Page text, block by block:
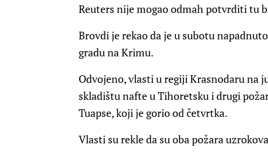
Reuters nije mogao odmah potvrditi tu
Brovdi je rekao da je u subotu
gradu na Krimu.
Odvojeno, vlasti u regiji Krasnodaru na
skladištu nafte u Tihoretsku i drugi
Tuapse, koji je gorio od četvrtka.
Vlasti su rekle da su oba požara